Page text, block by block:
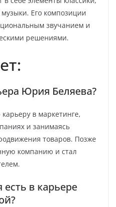
Его композиции
звучанием и
решениями.
Юрия Беляева?
в маркетинге,
и занимаясь
товаров. Позже
компанию и стал
в карьере